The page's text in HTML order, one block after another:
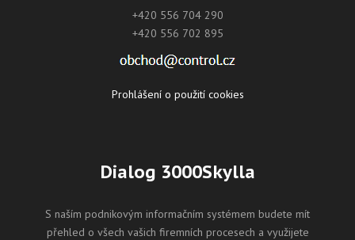
+420 556 704 290
+420 556 702 895
Prohlášení o použití cookies
Dialog 3000Skylla
S naším podnikovým informačním systémem budete mít
přehled o všech vašich firemních procesech a využijete